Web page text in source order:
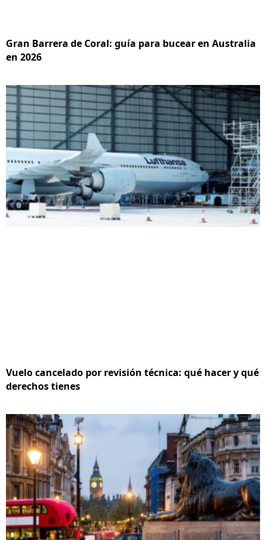
Gran Barrera de Coral: guía para bucear en Australia
en 2026
Vuelo cancelado por revisión técnica: qué hacer y qué
derechos tienes